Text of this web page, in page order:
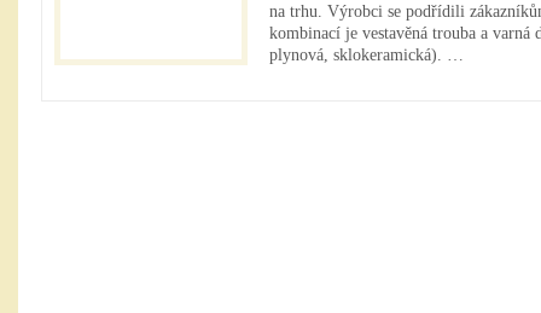
na trhu. Výrobci se podřídili
kombinací je vestavěná trouba a
plynová, sklokeramická). …